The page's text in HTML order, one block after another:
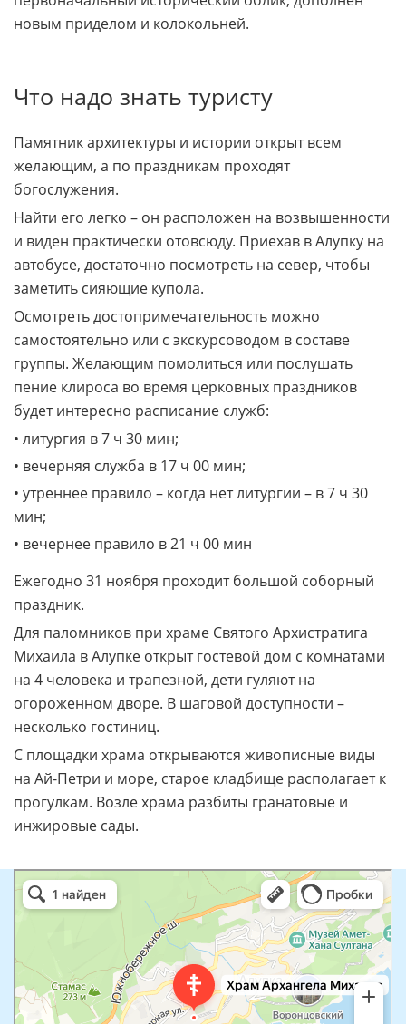
новым приделом и колокольней.
Что надо знать туристу
Памятник архитектуры и истории открыт всем
желающим, а по праздникам проходят
богослужения.
Найти его легко – он расположен на возвышенности
и виден практически отовсюду. Приехав в Алупку на
автобусе, достаточно посмотреть на север, чтобы
заметить сияющие купола.
Осмотреть достопримечательность можно
самостоятельно или с экскурсоводом в составе
группы. Желающим помолиться или послушать
пение клироса во время церковных праздников
будет интересно расписание служб:
• литургия в 7 ч 30 мин;
• вечерняя служба в 17 ч 00 мин;
• утреннее правило – когда нет литургии – в 7 ч 30
мин;
• вечернее правило в 21 ч 00 мин
Ежегодно 31 ноября проходит большой соборный
праздник.
Для паломников при храме Святого Архистратига
Михаила в Алупке открыт гостевой дом с комнатами
на 4 человека и трапезной, дети гуляют на
огороженном дворе. В шаговой доступности –
несколько гостиниц.
С площадки храма открываются живописные виды
на Ай-Петри и море, старое кладбище располагает к
прогулкам. Возле храма разбиты гранатовые и
инжировые сады.
Храм Архангела Михаила
Православный храм в Алупке